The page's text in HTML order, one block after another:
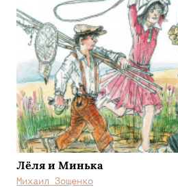
Лёля и Минька
Михаил Зощенко